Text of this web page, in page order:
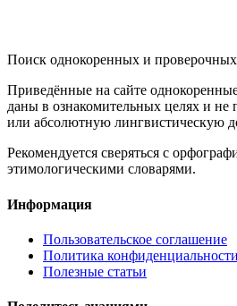
Поиск однокоренных и проверочных
Приведённые на сайте
даны в ознакомительных целях и не
или абсолютную лингвистическую
Рекомендуется сверяться с
этимологическими словарями.
Информация
Пользовательское соглашение
Политика конфиденциальности
Полезные статьи